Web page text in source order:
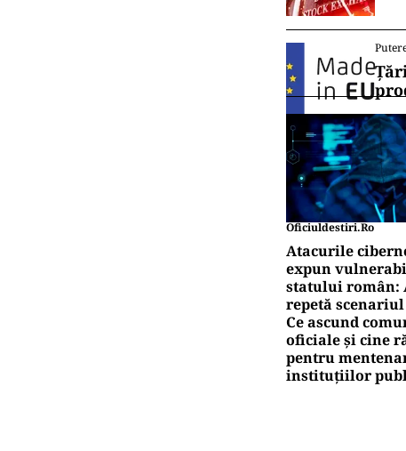
Oficiuldestiri.ro
Atacurile
expun
statului român:
repetă scenariul
Ce ascund
oficiale și cine
pentru
instituțiilor